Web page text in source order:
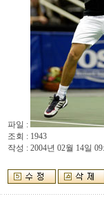
파일 :
조회 : 1943
작성 : 2004년 02월 14일